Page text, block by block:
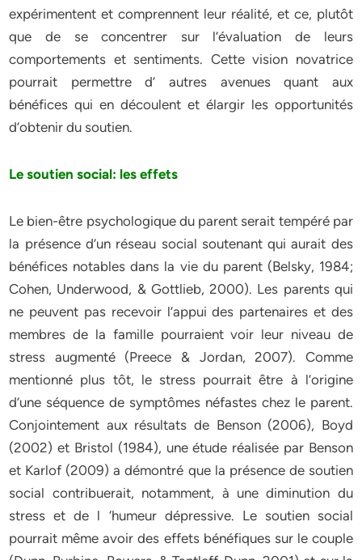
expérimentent et comprennent leur réalité, et ce, plutôt
que de se concentrer sur l’évaluation de leurs
comportements et sentiments. Cette vision novatrice
pourrait permettre d’ autres avenues quant aux
bénéfices qui en découlent et élargir les opportunités
d’obtenir du soutien.
Le soutien social: les effets
Le bien-être psychologique du parent serait tempéré par
la présence d’un réseau social soutenant qui aurait des
bénéfices notables dans la vie du parent (Belsky, 1984;
Cohen, Underwood, & Gottlieb, 2000). Les parents qui
ne peuvent pas recevoir l’appui des partenaires et des
membres de la famille pourraient voir leur niveau de
stress augmenté (Preece & Jordan, 2007). Comme
mentionné plus tôt, le stress pourrait être à l’origine
d’une séquence de symptômes néfastes chez le parent.
Conjointement aux résultats de Benson (2006), Boyd
(2002) et Bristol (1984), une étude réalisée par Benson
et Karlof (2009) a démontré que la présence de soutien
social contribuerait, notamment, à une diminution du
stress et de l ‘humeur dépressive. Le soutien social
pourrait même avoir des effets bénéfiques sur le couple